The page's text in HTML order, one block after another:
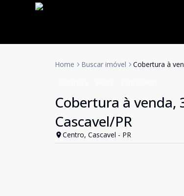
Home Buscar imóvel Cobertura à
Cobertura à venda,
Cascavel/PR
Centro, Cascavel - PR